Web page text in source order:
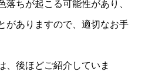
落ちが起こる可能性があり、
がありますので、適切なお手
、後ほどご紹介していま